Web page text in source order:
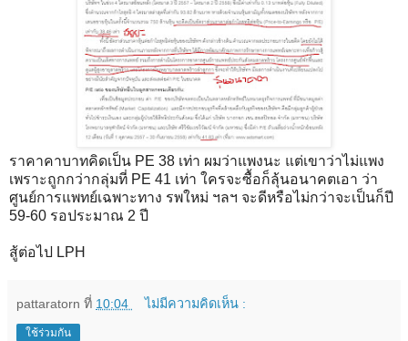
ราคาคาบาทคิดเป็น PE 38 เท่า ผมว่าแพงนะ แต่เขาว่าไม่แพง
เพราะถูกกว่ากลุ่มที่ PE 41 เท่า ใครจะซื้อก็ลุ้นอนาคตเอา ว่า
ศูนย์การแพทย์เฉพาะทาง รพใหม่ ฯลฯ จะดีหรือไม่กว่าจะเป็นก็ปี
59-60 รอประมาณ 2 ปี
สู้ต่อไป LPH
pattaratorn ที่ 10:04 ไม่มีความคิดเห็น :
ใช้ร่วมกัน